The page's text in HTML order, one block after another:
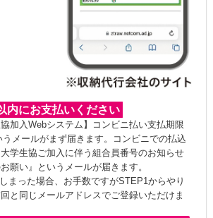
内にお支払いください
協加入Webシステム】コンビニ払い支払期限
メールがまず届きます。コンビニでの払込
学生協ご加入に伴う組合員番号のお知らせ
願い』というメールが届きます。
まった場合、お手数ですがSTEP1からやり
と同じメールアドレスでご登録いただけま